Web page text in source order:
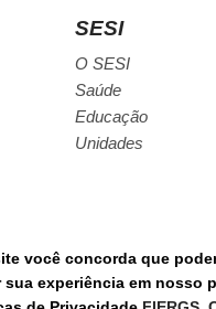
você concorda que
sua experiência em nosso
SESI
O SESI
Saúde
Educação
Unidades
reservados.